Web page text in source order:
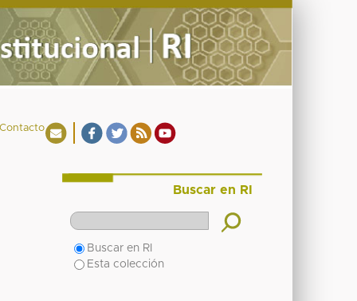
Buscar en RI
Buscar en RI
Esta colección